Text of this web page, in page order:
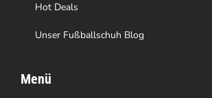
Hot Deals
Unser Fußballschuh Blog
Menü